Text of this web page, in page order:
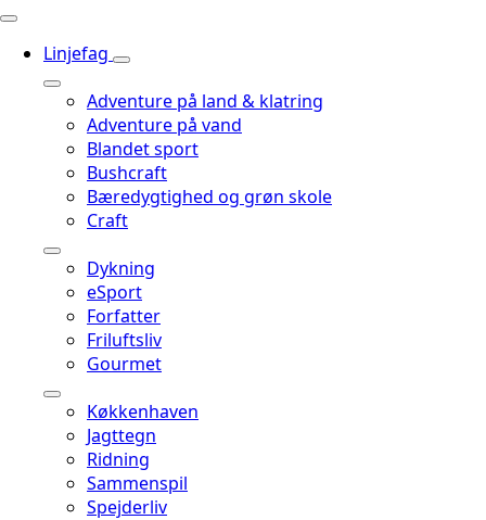
Linjefag
Adventure på land & klatring
Adventure på vand
Blandet sport
Bushcraft
Bæredygtighed og grøn skole
Craft
Dykning
eSport
Forfatter
Friluftsliv
Gourmet
Køkkenhaven
Jagttegn
Ridning
Sammenspil
Spejderliv